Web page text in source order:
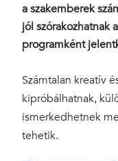
a szakemberek
jól szórakozhatnak
programként
Számtalan kreatív
kipróbálhatnak,
ismerkedhetnek
tehetik.